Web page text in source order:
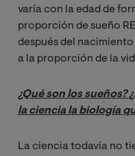
varía con la edad de
proporción de sueño
después del
a la proporción de la
¿Qué son los sueños?
la ciencia la biología
La ciencia todavía no